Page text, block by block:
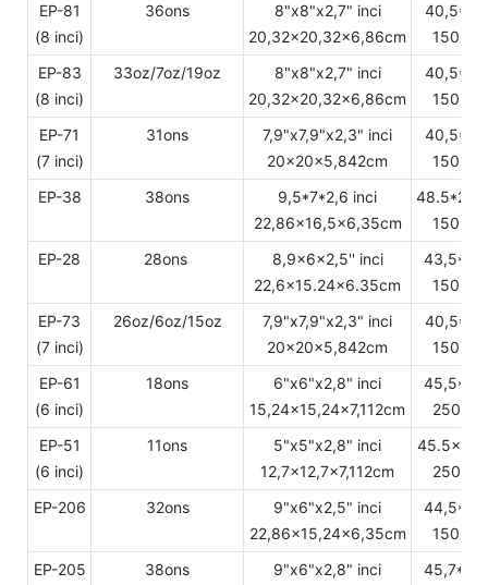
EP-81
(8 inci)
36ons
8"x8"x2,7" inci
20,32x20,32x6,86cm
150
EP-83
(8 inci)
33oz/7oz/19oz
8"x8"x2,7" inci
20,32x20,32x6,86cm
150
EP-71
(7 inci)
31ons
7,9"x7,9"x2,3" inci
20x20x5,842cm
150
EP-38
38ons
9,5*7*2,6 inci
22,86x16,5x6,35cm
150
EP-28
28ons
8,9x6x2,5'' inci
22,6x15.24x6.35cm
150
EP-73
(7 inci)
26oz/6oz/15oz
7,9"x7,9"x2,3" inci
20x20x5,842cm
150
EP-61
(6 inci)
18ons
6"x6"x2,8" inci
15,24x15,24x7,112cm
250
EP-51
(6 inci)
11ons
5"x5"x2,8" inci
12,7x12,7x7,112cm
250
EP-206
32ons
9"x6"x2,5" inci
22,86x15,24x6,35cm
150
EP-205
38ons
9"x6"x2,8" inci